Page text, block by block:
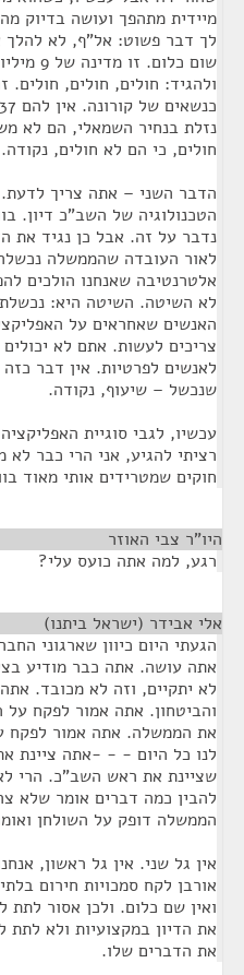
מיידית מתהפך ועושה בדיוק
לך דבר פשוט: אל"ף, לא להלך
שום
ולהגיד: חולים, חולים, חולים.
נזלת בנחיר השמאלי, הם לא
חולים, כי הם לא חולים, נקודה.
הדבר השני – אתה צריך לדעת.
הטכנולוגיה של השב"כ דיון.
נדבר על זה. אבל כן נגיד את
לאור העובדה שהממשלה
אלטרנטיבה שאנחנו הולכים
לא השיטה. השיטה היא:
האנשים שאחראים על
צריכים לעשות. אתם לא
לאנשים לפרטיות. אין דבר
שנכשל – שיעוף, נקודה.
עכשיו, לגבי סוגיית
רציתי להגיע, אני הרי כבר לא
חוקים שמטרידים אותי מאוד
היו"ר צבי האוזר
רגע, למה אתה כועס עלי?
אלי אבידר (ישראל ביתנו)
הגעתי היום כיוון שארגוני
אתה עושה. אתה כבר מודיע
לא יתקיים, וזה לא מכובד.
והביטחון. אתה אמור לפקח
את הממשלה. אתה אמור לפקח
לנו כל היום - - -אתה ציינת
שציינת את ראש השב"כ. הרי
להבין כמה דברים אומר שלא
הממשלה דופק על השולחן
אין גל שני. אין גל ראשון,
אורבן לקח סמכויות חירום
ואין שם כלום. ולכן אסור לתת
את הדיון במקצועיות ולא
את הדברים שלו.